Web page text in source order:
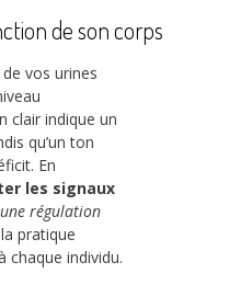
de son corps
vos urines
clair indique un
qu’un ton
En
les signaux
une régulation
pratique
chaque individu.